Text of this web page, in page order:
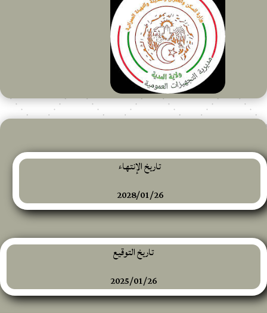
تاريخ الإنتهاء
2028/01/26
تاريخ التوقيع
2025/01/26